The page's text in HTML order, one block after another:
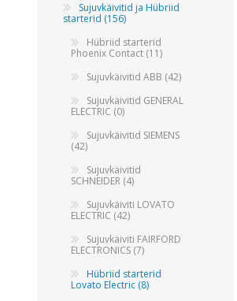
Alumiiniumkaablid ja -juhtmed
Painduvad kontrollkaablid
Nõrkvoolukaablid
Sujuvkäivitid ja Hübriid
starterid (156)
Hübriid starterid
Phoenix Contact (11)
Sujuvkäivitid ABB (42)
Sujuvkäivitid GENERAL
ELECTRIC (0)
Sujuvkäivitid SIEMENS
(42)
Sujuvkäivitid
SCHNEIDER (4)
Sujuvkäiviti LOVATO
ELECTRIC (42)
Sujuvkäiviti FAIRFORD
ELECTRONICS (7)
Hübriid starterid
Lovato Electric (8)